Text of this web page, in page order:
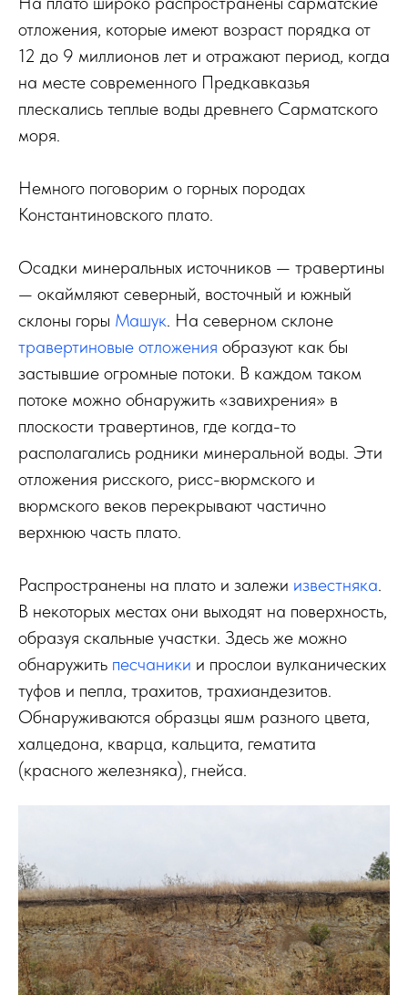
отложения, которые имеют возраст порядка от
12 до 9 миллионов лет и отражают период, когда
на месте современного Предкавказья
плескались теплые воды древнего Сарматского
моря.
Немного поговорим о горных породах
Константиновского плато.
Осадки минеральных источников — травертины
— окаймляют северный, восточный и южный
склоны горы Машук. На северном склоне
травертиновые отложения образуют как бы
застывшие огромные потоки. В каждом таком
потоке можно обнаружить «завихрения» в
плоскости травертинов, где когда-то
располагались родники минеральной воды. Эти
отложения рисского, рисс-вюрмского и
вюрмского веков перекрывают частично
верхнюю часть плато.
Распространены на плато и залежи известняка.
В некоторых местах они выходят на поверхность,
образуя скальные участки. Здесь же можно
обнаружить песчаники и прослои вулканических
туфов и пепла, трахитов, трахиандезитов.
Обнаруживаются образцы яшм разного цвета,
халцедона, кварца, кальцита, гематита
(красного железняка), гнейса.